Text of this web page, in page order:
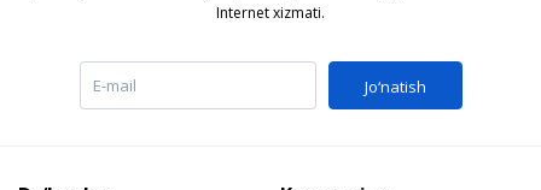
Internet xizmati.
Jo‘natish